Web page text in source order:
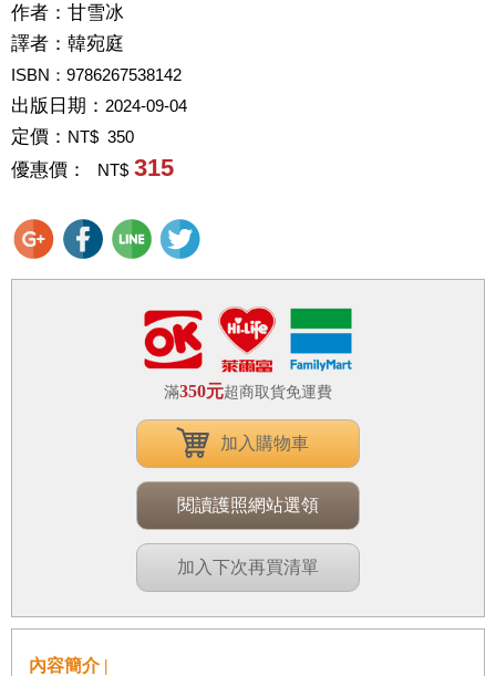
作者： 甘雪冰
譯者： 韓宛庭
ISBN：9786267538142
出版日期： 2024-09-04
定價： NT$ 350
優惠價： NT$ 315
滿350元超商取貨免運費
加入購物車
閱讀護照網站選領
加入下次再買清單
內容簡介 |